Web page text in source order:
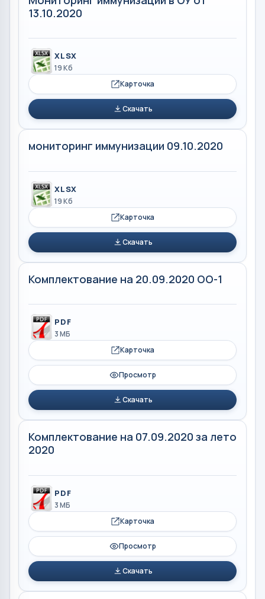
13.10.2020
XLSX
19 Кб
Карточка
Скачать
мониторинг иммунизации 09.10.2020
XLSX
19 Кб
Карточка
Скачать
Комплектование на 20.09.2020 ОО-1
PDF
3 МБ
Карточка
Просмотр
Скачать
Комплектование на 07.09.2020 за лето
2020
PDF
3 МБ
Карточка
Просмотр
Скачать